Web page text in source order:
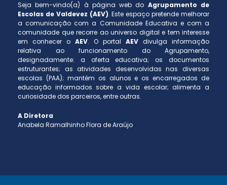
Seja bem-vindo(a) à página web do Agrupamento de
Escolas de Valdevez (AEV). Este espaço pretende melhorar
a comunicação com a Comunidade Educativa e com a
comunidade que recorre ao universo digital e tem interesse
em conhecer o AEV. O portal AEV divulga informação
relativa ao funcionamento do Agrupamento,
designadamente: a oferta educativa; os documentos
estruturantes; as atividades desenvolvidas nas diversas
escolas (PAA); mantém os alunos e os encarregados de
educação informados sobre a vida escolar; alimenta a
curiosidade dos parceiros, entre outras.
A Diretora
Anabela Ramalhinho Flora de Araújo